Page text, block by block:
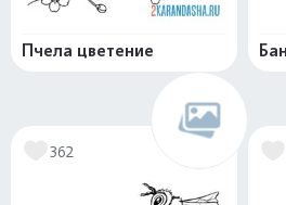
Пчела цветение
362